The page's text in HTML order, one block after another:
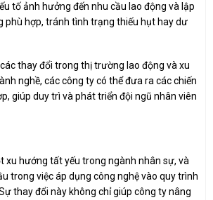
tố ảnh hưởng đến nhu cầu lao động và lập
phù hợp, tránh tình trạng thiếu hụt hay dư
thay đổi trong thị trường lao động và xu
nghề, các công ty có thể đưa ra các chiến
giúp duy trì và phát triển đội ngũ nhân viên
xu hướng tất yếu trong ngành nhân sự, và
trong việc áp dụng công nghệ vào quy trình
thay đổi này không chỉ giúp công ty nâng